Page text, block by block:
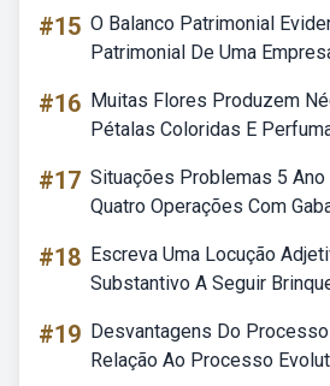
#15 O Balanco Patrimonial
Patrimonial De Uma
#16 Muitas Flores Produzem
Pétalas Coloridas E
#17 Situações Problemas 5 Ano
Quatro Operações Com
#18 Escreva Uma Locução
Substantivo A Seguir
#19 Desvantagens Do
Relação Ao Processo